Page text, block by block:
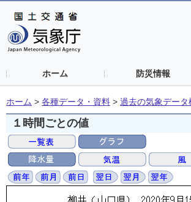
ホーム 防災情報
ホーム > 各種データ・資料 > 過去の気象データ
１時間ごとの値